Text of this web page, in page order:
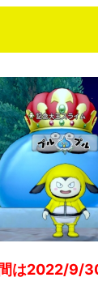
は2022/9/